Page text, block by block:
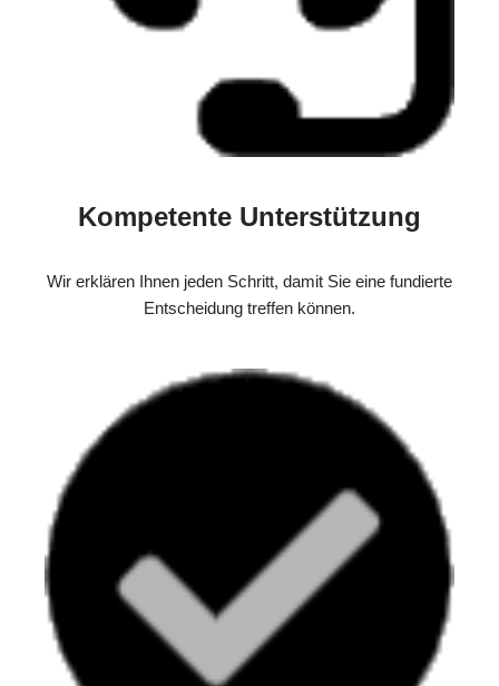
Kompetente Unterstützung
Wir erklären Ihnen jeden Schritt, damit Sie eine fundierte
Entscheidung treffen können.